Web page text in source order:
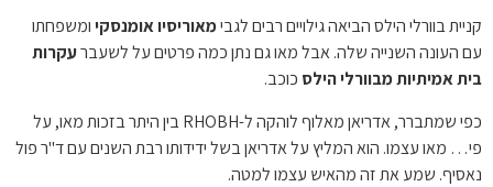
קניית בוורלי הילס הביאה גילויים רבים לגבימאוריסיו אומנסקיומשפחתו
עם העונה השנייה שלה. אבל מאו גם נתן כמה פרטים על לשעברעקרות
בית אמיתיות מבוורלי הילס כוכב.
כפי שמתברר, אדריאן מאלוף לוהקה ל-RHOBH בין היתר בזכות מאו, על
פי… מאו עצמו. הוא המליץ ​​על אדריאן בשל ידידותו רבת השנים עם ד"ר פול
נאסיף. שמע את זה מהאיש עצמו למטה.